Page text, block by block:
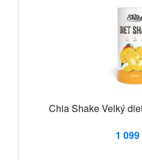
Chia Shake Velký
1